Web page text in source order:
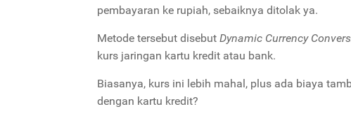
pembayaran ke rupiah, sebaiknya ditolak ya.
Metode tersebut disebut Dynamic Currency
kurs jaringan kartu kredit atau bank.
Biasanya, kurs ini lebih mahal, plus ada biaya
dengan kartu kredit?